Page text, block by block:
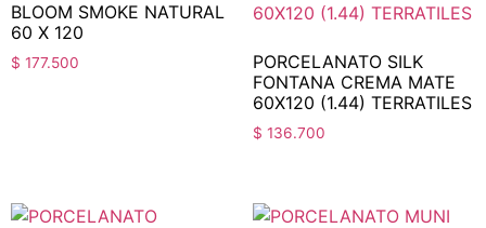
BLOOM SMOKE NATURAL
60 X 120
$ 177.500
PORCELANATO SILK
FONTANA CREMA MATE
60X120 (1.44) TERRATILES
$ 136.700